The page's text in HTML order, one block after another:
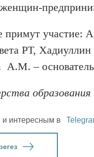
женщин-
примут участие:
РТ,
А.М. –
образования
интересным в